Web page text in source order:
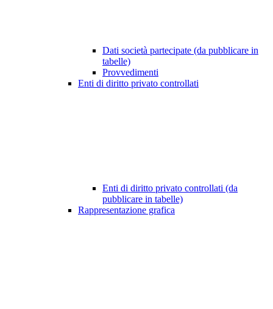
Dati società partecipate (da pubblicare in
tabelle)
Provvedimenti
Enti di diritto privato controllati
Enti di diritto privato controllati (da
pubblicare in tabelle)
Rappresentazione grafica